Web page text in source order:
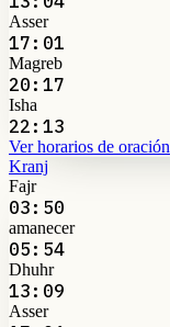
Asser
17:01
Magreb
20:17
Isha
22:13
Ver horarios de oración
Kranj
Fajr
03:50
amanecer
05:54
Dhuhr
13:09
Asser